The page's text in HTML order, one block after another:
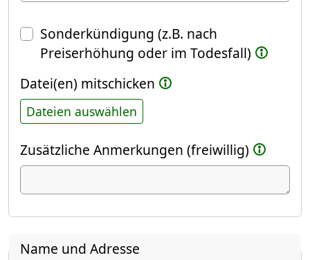
Sonderkündigung (z.B. nach
Preiserhöhung oder im Todesfall)
Datei(en) mitschicken
Dateien auswählen
Zusätzliche Anmerkungen (freiwillig)
Name und Adresse